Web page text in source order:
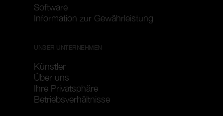
Software
Information zur Gewährleistung
UNSER UNTERNEHMEN
Künstler
Über uns
Ihre Privatsphäre
Betriebsverhältnisse